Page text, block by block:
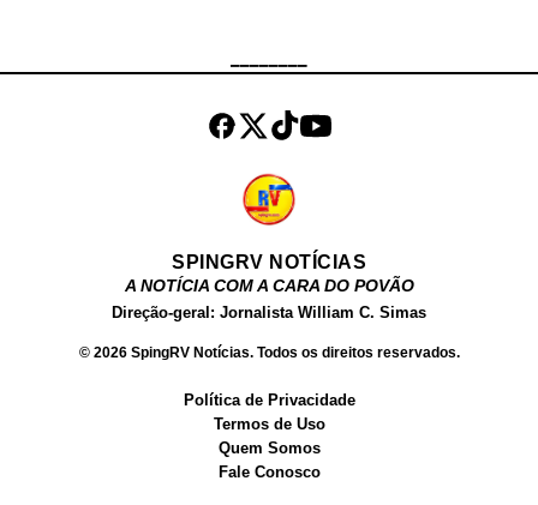
atualmente tem 15 anos. Em
setembro de 2020, Kylin Kalani
tinha mais de meio milhão de
seguidores ...
SPINGRV NOTÍCIAS
A NOTÍCIA COM A CARA DO POVÃO
Direção-geral: Jornalista William C. Simas
© 2026 SpingRV Notícias. Todos os direitos reservados.
Política de Privacidade
Termos de Uso
Quem Somos
Fale Conosco